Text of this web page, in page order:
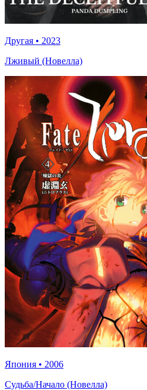
Другая • 2023
Лживый (Новелла)
Япония • 2006
Судьба/Начало (Новелла)